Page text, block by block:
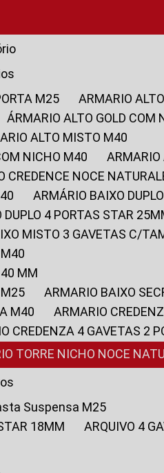
M25
ARMARIO
ÁRMARIO ALTO GOLD
ALTO MISTO M40
NICHO M40
CREDENCE NOCE
ARMÁRIO BAIXO
DUPLO 4 PORTAS STAR
MISTO 3 GAVETAS C/
MM
M25
ARMARIO BAIXO
M40
ARMARIO
CREDENZA 4 GAVETAS 2
TORRE NICHO NOCE
Suspensa M25
18MM
ARQUIVO 4